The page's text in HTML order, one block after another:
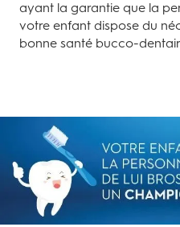
ayant la garantie que la
votre enfant dispose du
bonne santé bucco-